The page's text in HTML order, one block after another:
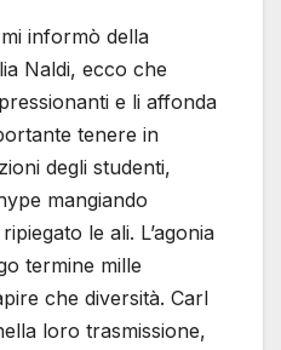
informò della
Naldi, ecco che
e li affonda
tenere in
degli studenti,
mangiando
le ali. L’agonia
termine mille
che diversità. Carl
loro trasmissione,